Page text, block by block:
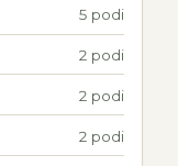
5 podi
2 podi
2 podi
2 podi